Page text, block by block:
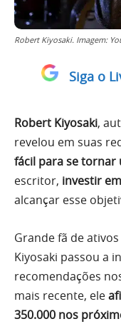
Robert Kiyosaki. Imagem:
Siga o
Robert Kiyosaki,
revelou em suas
fácil para se
escritor, investir
alcançar esse
Grande fã de
Kiyosaki passou a
recomendações
mais recente, ele
350.000 nos